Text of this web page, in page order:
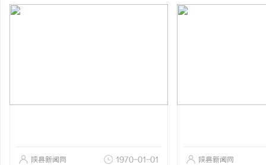
陕县新闻网 1970-01-01 陕县新闻网